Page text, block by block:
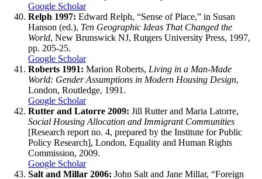
Google Scholar
Relph 1997: Edward Relph, “Sense of Place,” in Susan
Hanson (ed.), Ten Geographic Ideas That Changed the
World, New Brunswick NJ, Rutgers University Press, 1997,
pp. 205-25.
Google Scholar
Roberts 1991: Marion Roberts, Living in a Man-Made
World: Gender Assumptions in Modern Housing Design,
London, Routledge, 1991.
Google Scholar
Rutter and Latorre 2009: Jill Rutter and Maria Latorre,
Social Housing Allocation and Immigrant Communities
[Research report no. 4, prepared by the Institute for Public
Policy Research], London, Equality and Human Rights
Commission, 2009.
Google Scholar
Salt and Millar 2006: John Salt and Jane Millar, “Foreign